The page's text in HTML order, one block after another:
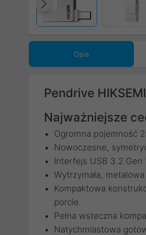
Poprzedni
Opis
Pendrive
Najważniejsze
Ogromna pojemność
Nowoczesne,
Interfejs USB 3.2
Wytrzymała,
Kompaktowa
porcie.
Pełna wsteczna
Natychmiastowa